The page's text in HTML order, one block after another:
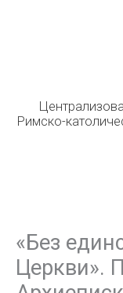
Римско-
«Без
Церкви».